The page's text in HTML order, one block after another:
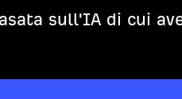
sull'IA di cui